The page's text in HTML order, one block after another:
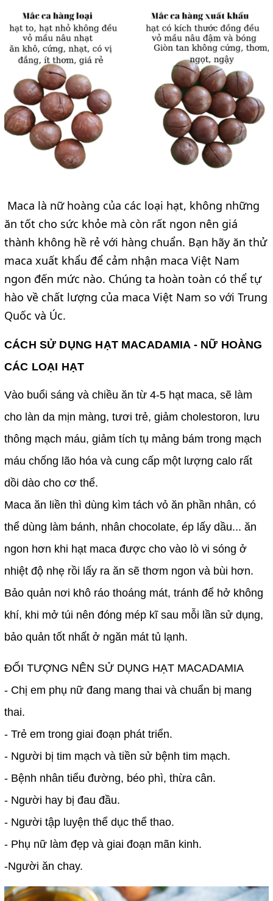
Maca là nữ hoàng của các loại hạt, không những
ăn tốt cho sức khỏe mà còn rất ngon nên giá
thành không hề rẻ với hàng chuẩn. Bạn hãy ăn thử
maca xuất khẩu để cảm nhận maca Việt Nam
ngon đến mức nào. Chúng ta hoàn toàn có thể tự
hào về chất lượng của maca Việt Nam so với Trung
Quốc và Úc.
CÁCH SỬ DỤNG HẠT MACADAMIA - NỮ HOÀNG
CÁC LOẠI HẠT
Vào buổi sáng và chiều ăn từ 4-5 hạt maca, sẽ làm
cho làn da mịn màng, tươi trẻ, giảm cholestoron, lưu
thông mạch máu, giảm tích tụ mảng bám trong mạch
máu chống lão hóa và cung cấp một lượng calo rất
dồi dào cho cơ thể.
Maca ăn liền thì dùng kìm tách vỏ ăn phần nhân, có
thể dùng làm bánh, nhân chocolate, ép lấy dầu... ăn
ngon hơn khi hạt maca được cho vào lò vi sóng ở
nhiệt độ nhẹ rồi lấy ra ăn sẽ thơm ngon và bùi hơn.
Bảo quản nơi khô ráo thoáng mát, tránh để hở không
khí, khi mở túi nên đóng mép kĩ sau mỗi lần sử dụng,
bảo quản tốt nhất ở ngăn mát tủ lạnh.
ĐỐI TƯỢNG NÊN SỬ DỤNG HẠT MACADAMIA
- Chị em phụ nữ đang mang thai và chuẩn bị mang
thai.
- Trẻ em trong giai đoạn phát triển.
- Người bị tim mạch và tiền sử bệnh tim mạch.
- Bệnh nhân tiểu đường, béo phì, thừa cân.
- Người hay bị đau đầu.
- Người tập luyện thể dục thể thao.
- Phụ nữ làm đẹp và giai đoạn mãn kinh.
-Người ăn chay.